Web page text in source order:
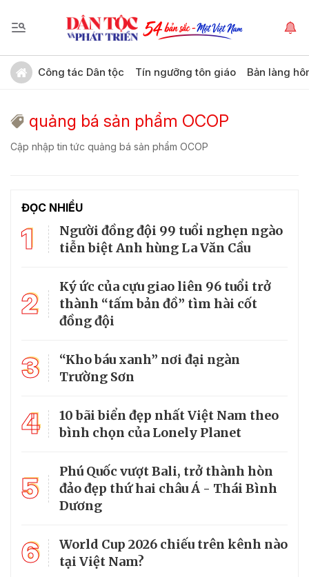
Công tác Dân tộc Tín ngưỡng tôn giáo Bản làng
quảng bá sản phẩm OCOP
Cập nhập tin tức quảng bá sản phẩm OCOP
ĐỌC NHIỀU
1
Người đồng đội 99 tuổi nghẹn ngào
tiễn biệt Anh hùng La Văn Cầu
2
Ký ức của cựu giao liên 96 tuổi trở
thành “tấm bản đồ” tìm hài cốt
đồng đội
3
“Kho báu xanh” nơi đại ngàn
Trường Sơn
4
10 bãi biển đẹp nhất Việt Nam theo
bình chọn của Lonely Planet
5
Phú Quốc vượt Bali, trở thành hòn
đảo đẹp thứ hai châu Á - Thái Bình
Dương
6
World Cup 2026 chiếu trên kênh nào
tại Việt Nam?